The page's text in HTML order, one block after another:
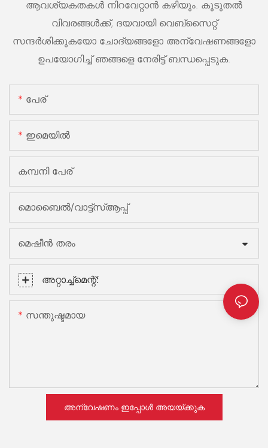
ആവശ്യകതകൾ നിറവേറ്റാൻ കഴിയും. കൂടുതൽ
വിവരങ്ങൾക്ക്, ദയവായി വെബ്സൈറ്റ്
സന്ദർശിക്കുകയോ ചോദ്യങ്ങളോ അന്വേഷണങ്ങളോ
ഉപയോഗിച്ച് ഞങ്ങളെ നേരിട്ട് ബന്ധപ്പെടുക.
പേര്
ഇമെയിൽ
കമ്പനി പേര്
മൊബൈൽ/വാട്ട്‌സ്ആപ്പ്
മെഷീൻ തരം
അറ്റാച്ച്മെന്റ്:
സന്തുഷ്ടമായ
അന്വേഷണം ഇപ്പോൾ അയയ്ക്കുക